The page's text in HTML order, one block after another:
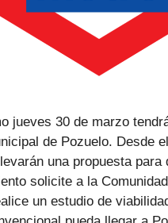
jueves 30 de marzo
de Pozuelo. Desde
una propuesta para
solicite a la
un estudio de